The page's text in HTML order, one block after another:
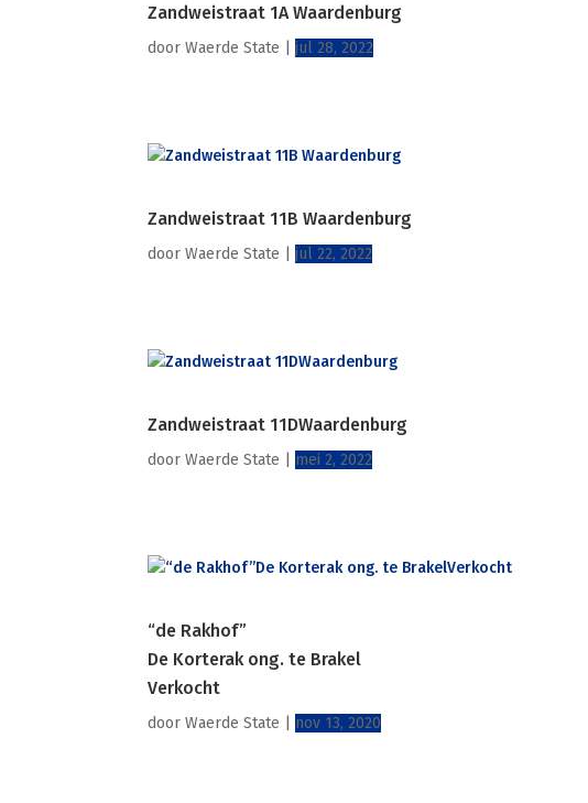
Zandweistraat 1A Waardenburg
doorWaerde State |jul 28, 2022
Zandweistraat 11B Waardenburg
doorWaerde State |jul 22, 2022
Zandweistraat 11DWaardenburg
doorWaerde State mei 2, 2022
“de Rakhof”
De Korterak ong. te Brakel
Verkocht
doorWaerde State nov 13, 2020